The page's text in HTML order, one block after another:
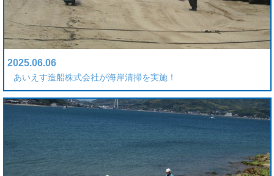
2025.06.06
あいえす造船株式会社が海岸清掃を実施！